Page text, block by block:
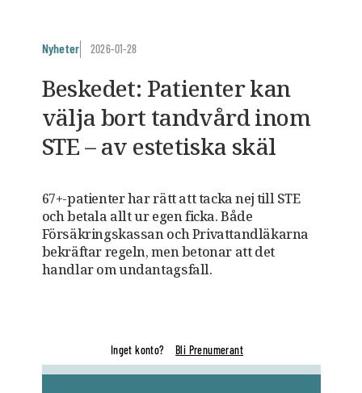
Nyheter 2026-01-28
Beskedet: Patienter kan
välja bort tandvård inom
STE – av estetiska skäl
67+-patienter har rätt att tacka nej till STE
och betala allt ur egen ficka. Både
Försäkringskassan och Privattandläkarna
bekräftar regeln, men betonar att det
handlar om undantagsfall.
Inget konto? Bli Prenumerant